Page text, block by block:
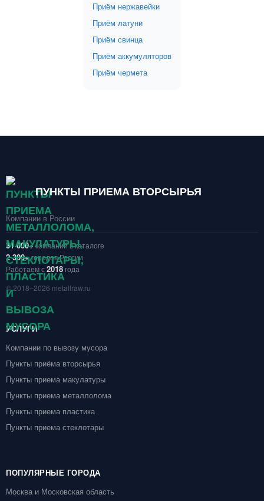
Приём нержавейки
Приём латуни
Приём свинца
Приём аккумуляторов
Приём чермета
ПУНКТЫ ПРИЕМА ВТОРСЫРЬЯ
Компании в России
31 000+компаний в каталоге
2 300+городов России
Работаем с2018 года
© 2018–2026 metallraw.ru
УСЛУГИ
Компании по вывозу мусора
Пункты приёма вторсырья
Пункты приема макулатуры
Пункты приема металлолома
Пункты приема пластика
Пункты приема стеклотары
ПОПУЛЯРНЫЕ ГОРОДА
Москва и Московская область